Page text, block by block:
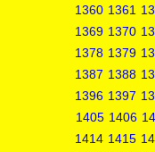
1360 1361
1369 1370
1378 1379
1387 1388
1396 1397
1405 1406
1414 1415